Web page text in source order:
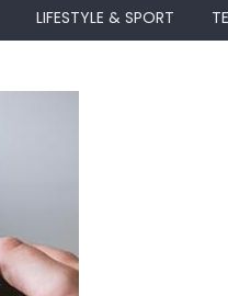
LIFESTYLE & SPORT